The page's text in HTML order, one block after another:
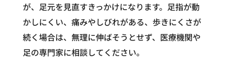
が、足元を見直すきっかけになります。足指が動
かしにくい、痛みやしびれがある、歩きにくさが
続く場合は、無理に伸ばそうとせず、医療機関や
足の専門家に相談してください。